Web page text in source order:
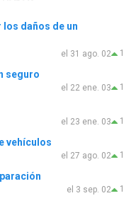
los daños de un
1
el 31 ago. 02
seguro
1
el 22 ene. 03
1
el 23 ene. 03
vehículos
1
el 27 ago. 02
1
el 3 sep. 02